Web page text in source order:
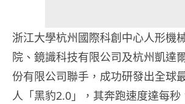
浙江大學杭州國際科創中心人形機
院、鏡識科技有限公司及杭州凱達
份有限公司聯手，成功研發出全球
人「黑豹2.0」，其奔跑速度達每秒